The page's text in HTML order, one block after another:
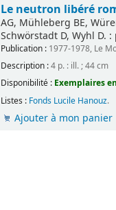
Le neutron libéré
AG, Mühleberg BE,
Schwörstadt D, Wyhl D.
Publication : 1977-1978, Le
Description :4 p. : ill. ; 44 cm
Disponibilité : Exemplaires
Listes : Fonds Lucile Hanouz.
Ajouter à mon panier